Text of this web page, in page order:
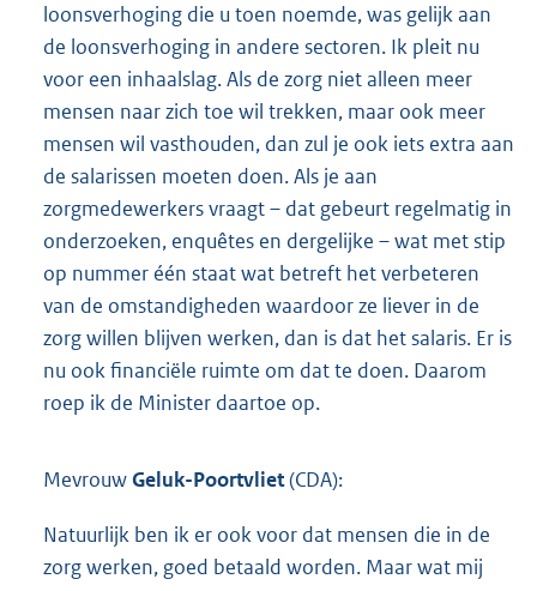
loonsverhoging die u toen noemde, was gelijk aan
de loonsverhoging in andere sectoren. Ik pleit nu
voor een inhaalslag. Als de zorg niet alleen meer
mensen naar zich toe wil trekken, maar ook meer
mensen wil vasthouden, dan zul je ook iets extra aan
de salarissen moeten doen. Als je aan
zorgmedewerkers vraagt – dat gebeurt regelmatig in
onderzoeken, enquêtes en dergelijke – wat met stip
op nummer één staat wat betreft het verbeteren
van de omstandigheden waardoor ze liever in de
zorg willen blijven werken, dan is dat het salaris. Er is
nu ook financiële ruimte om dat te doen. Daarom
roep ik de Minister daartoe op.
MevrouwGeluk-Poortvliet(CDA):
Natuurlijk ben ik er ook voor dat mensen die in de
zorg werken, goed betaald worden. Maar wat mij